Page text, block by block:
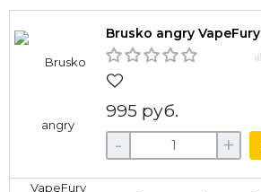
Brusko angry VapeFury
995 руб.
- +